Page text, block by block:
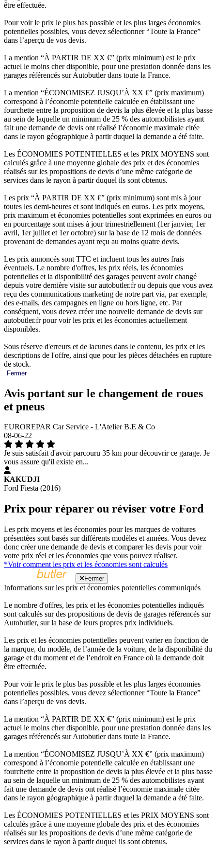
être effectuée.
Pour voir le prix le plus bas possible et les plus larges économies
potentielles possibles, vous devez sélectionner “Toute la France”
dans l’aperçu de vos devis.
La mention “À PARTIR DE XX €” (prix minimum) est le prix
actuel le moins cher disponible, pour une prestation donnée dans les
garages référencés sur Autobutler dans toute la France.
La mention “ÉCONOMISEZ JUSQU’À XX €” (prix maximum)
correspond à l’économie potentielle calculée en établissant une
fourchette entre la proposition de devis la plus élevée et la plus basse
au sein de laquelle un minimum de 25 % des automobilistes ayant
fait une demande de devis ont réalisé l’économie maximale citée
dans le rayon géographique à partir duquel la demande a été faite.
Les ÉCONOMIES POTENTIELLES et les PRIX MOYENS sont
calculés grâce à une moyenne globale des prix et des économies
réalisés sur les propositions de devis d’une même catégorie de
services dans le rayon à partir duquel ils sont obtenus.
Les prix “À PARTIR DE XX €” (prix minimum) sont mis à jour
toutes les demi-heures et sont indiqués en euros. Les prix moyens,
prix maximum et économies potentielles sont exprimées en euros ou
en pourcentage sont mises à jour trimestriellement (1er janvier, 1er
avril, 1er juillet et 1er octobre) sur la base de 12 mois de données
provenant de demandes ayant reçu au moins quatre devis.
Les prix annoncés sont TTC et incluent tous les autres frais
éventuels. Le nombre d'offres, les prix réels, les économies
potentielles et la disponibilité des garages peuvent avoir changé
depuis votre dernière visite sur autobutler.fr ou depuis que vous avez
reçu des communications marketing de notre part via, par exemple,
des e-mails, des campagnes en ligne ou hors ligne, etc. Par
conséquent, vous devez créer une nouvelle demande de devis sur
autobutler.fr pour voir les prix et les économies actuellement
disponibles.
Sous réserve d'erreurs et de lacunes dans le contenu, les prix et les
descriptions de l'offre, ainsi que pour les pièces détachées en rupture
de stock.
Fermer
Avis portant sur le changement de roues
et pneus
EUROREPAR Car Service - L'Atelier B.E & Co
08-06-22
Je suis satisfait d'avoir parcouru 35 km pour découvrir ce garage. Je
vous assure qu'il existe en...
KAKUDJI
Ford Fiesta (2016)
Prix pour réparer ou réviser votre Ford
Les prix moyens et les économies pour les marques de voitures
présentées sont basés sur différents modèles et années. Vous devez
donc créer une demande de devis et comparer les devis pour voir
votre prix réel et les économies que vous pouvez réaliser.
*Voir comment les prix et les économies sont calculés
Fermer
Informations sur les prix et économies potentielles communiqués
Le nombre d'offres, les prix et les économies potentielles indiqués
sont calculés sur des propositions de devis de garages référencés sur
Autobutler, sur la base de leurs propres prix individuels.
Les prix et les économies potentielles peuvent varier en fonction de
la marque, du modèle, de l’année de la voiture, de la disponibilité du
garage et du moment et de l’endroit en France où la demande doit
être effectuée.
Pour voir le prix le plus bas possible et les plus larges économies
potentielles possibles, vous devez sélectionner “Toute la France”
dans l’aperçu de vos devis.
La mention “À PARTIR DE XX €” (prix minimum) est le prix
actuel le moins cher disponible, pour une prestation donnée dans les
garages référencés sur Autobutler dans toute la France.
La mention “ÉCONOMISEZ JUSQU’À XX €” (prix maximum)
correspond à l’économie potentielle calculée en établissant une
fourchette entre la proposition de devis la plus élevée et la plus basse
au sein de laquelle un minimum de 25 % des automobilistes ayant
fait une demande de devis ont réalisé l’économie maximale citée
dans le rayon géographique à partir duquel la demande a été faite.
Les ÉCONOMIES POTENTIELLES et les PRIX MOYENS sont
calculés grâce à une moyenne globale des prix et des économies
réalisés sur les propositions de devis d’une même catégorie de
services dans le rayon à partir duquel ils sont obtenus.